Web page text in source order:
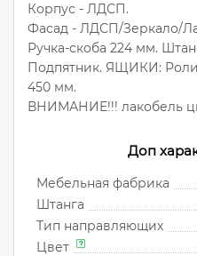
Корпус - ЛДСП.
Фасад - ЛДСП/Зеркало/
Ручка-скоба 224 мм.
Подпятник. ЯЩИКИ:
450 мм.
ВНИМАНИЕ!!! лакобель
Доп
Мебельная фабрика
Штанга
Тип направляющих
Цвет